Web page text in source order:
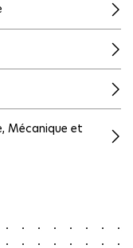
Mécanique et